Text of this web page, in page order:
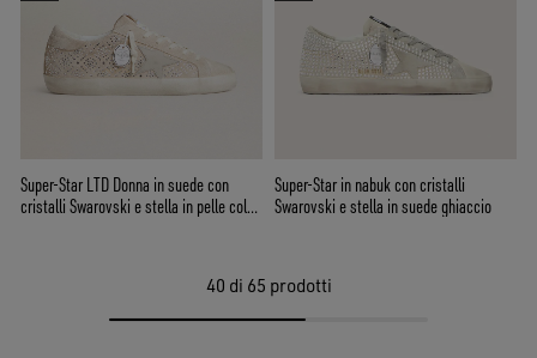
Super-Star LTD Donna in suede con
cristalli Swarovski e stella in pelle color
Super-Star in nabuk con cristalli
Swarovski e stella in suede ghiaccio
40 di 65 prodotti